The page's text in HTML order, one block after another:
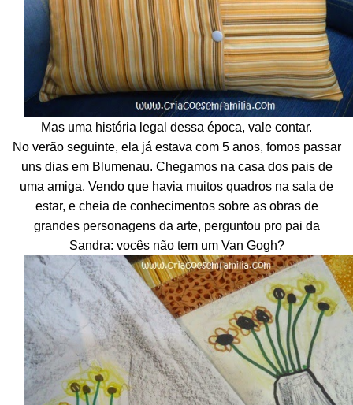
Mas uma história legal dessa época, vale contar.
No verão seguinte, ela já estava com 5 anos, fomos passar
uns dias em Blumenau. Chegamos na casa dos pais de
uma amiga. Vendo que havia muitos quadros na sala de
estar, e cheia de conhecimentos sobre as obras de
grandes personagens da arte, perguntou pro pai da
Sandra: vocês não tem um Van Gogh?